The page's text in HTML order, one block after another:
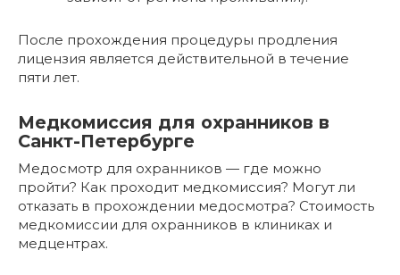
После прохождения процедуры продления
лицензия является действительной в течение
пяти лет.
Медкомиссия для охранников в
Санкт-Петербурге
Медосмотр для охранников — где можно
пройти? Как проходит медкомиссия? Могут ли
отказать в прохождении медосмотра? Стоимость
медкомиссии для охранников в клиниках и
медцентрах.